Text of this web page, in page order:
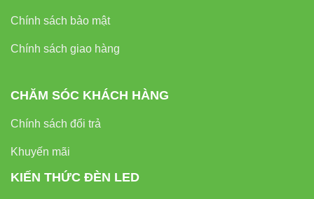
Chính sách bảo mật
Chính sách giao hàng
CHĂM SÓC KHÁCH HÀNG
Chính sách đổi trả
Khuyến mãi
KIẾN THỨC ĐÈN LED